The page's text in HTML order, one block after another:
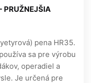
PRUŽNEJŠIA
pena HR35.
sa pre výrobu
operadiel a
Je určená pre